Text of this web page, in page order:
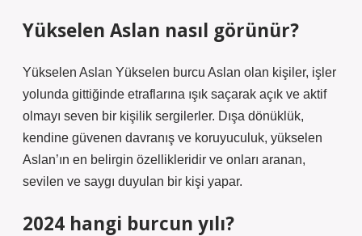
Yükselen Aslan nasıl görünür?
Yükselen Aslan Yükselen burcu Aslan olan kişiler, işler
yolunda gittiğinde etraflarına ışık saçarak açık ve aktif
olmayı seven bir kişilik sergilerler. Dışa dönüklük,
kendine güvenen davranış ve koruyuculuk, yükselen
Aslan’ın en belirgin özellikleridir ve onları aranan,
sevilen ve saygı duyulan bir kişi yapar.
2024 hangi burcun yılı?